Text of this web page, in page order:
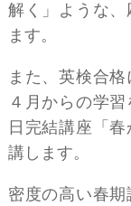
解く」ような
ます。
また、英検合
４月からの学
日完結講座「
講します。
密度の高い春